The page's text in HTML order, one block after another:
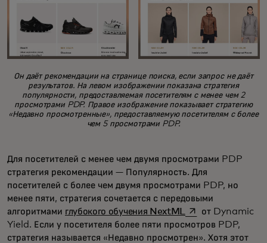
Он даёт рекомендации на странице поиска, если запрос не даёт
результатов. На левом изображении показана стратегия
популярности, предоставляемая посетителям с менее чем 2
просмотрами PDP. Правое изображение показывает стратегию
«Недавно просмотренные», предоставляемую посетителям с более
чем 5 просмотрами PDP.
Для посетителей с менее чем двумя просмотрами PDP
стратегия рекомендации — Популярность. Для
посетителей с более чем двумя просмотрами PDP, но
менее пяти, стратегия сочетается с передовыми
алгоритмами глубокого обучения NextML opens in a new
от Dynamic
Yield. Если у посетителя более пяти просмотров PDP,
стратегия называется «Недавно просмотрен». Хотя этот